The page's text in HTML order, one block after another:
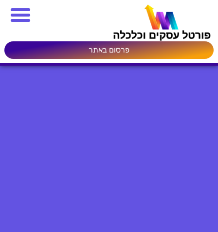
פרסום באתר